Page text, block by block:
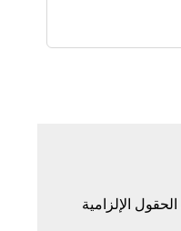
الحقول الإلزامية